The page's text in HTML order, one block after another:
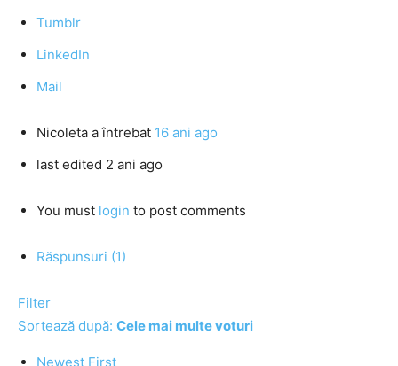
Tumblr
LinkedIn
Mail
Nicoleta a întrebat 16 ani ago
last edited 2 ani ago
You must login to post comments
Răspunsuri (1)
Filter
Sortează după: Cele mai multe voturi
Newest First